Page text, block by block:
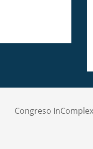
Congreso InComplex